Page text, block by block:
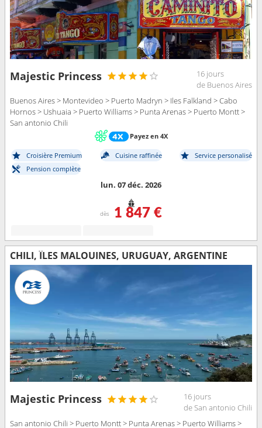
Majestic Princess
16 jours
de Buenos Aires
Buenos Aires > Montevideo > Puerto Madryn > Iles Falkland > Cabo
Hornos > Ushuaia > Puerto Williams > Punta Arenas > Puerto Montt >
San antonio Chili
Payez en 4X
Croisière Premium Cuisine raffinée
Service personalisé
Pension complète
lun. 07 déc. 2026
dès 1 847 €
CHILI, ÎLES MALOUINES, URUGUAY, ARGENTINE
Majestic Princess
16 jours
de San antonio Chili
San antonio Chili > Puerto Montt > Punta Arenas > Puerto Williams >